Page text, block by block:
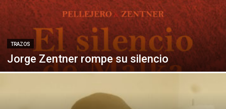
TRAZOS
Jorge Zentner rompe su silencio